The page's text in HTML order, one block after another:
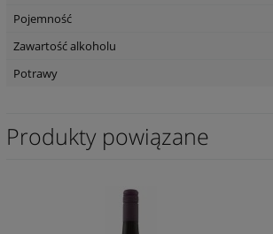
56,90 zł
powiadom o
Pojemność
Zawartość alkoholu
Potrawy
Produkty powiązane